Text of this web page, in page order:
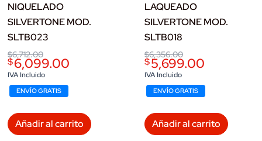
NIQUELADO
SILVERTONE MOD.
SLTB023
$6,712.00
Original
price
was:
$6,712.00.
$6,099.00
Current
price
is:
$6,099.00.
IVA Incluido
ENVÍO GRATIS
Añadir al carrito
LAQUEADO
SILVERTONE MOD.
SLTB018
$6,356.00
Original
price
was:
$6,356.00.
$5,699.00
Current
price
is:
$5,699.00.
IVA Incluido
ENVÍO GRATIS
Añadir al carrito